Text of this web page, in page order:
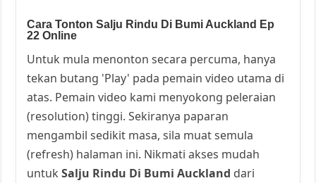
Cara Tonton Salju Rindu Di Bumi Auckland Ep
22 Online
Untuk mula menonton secara percuma, hanya
tekan butang 'Play' pada pemain video utama di
atas. Pemain video kami menyokong peleraian
(resolution) tinggi. Sekiranya paparan
mengambil sedikit masa, sila muat semula
(refresh) halaman ini. Nikmati akses mudah
untukSalju Rindu Di Bumi Auckland dari